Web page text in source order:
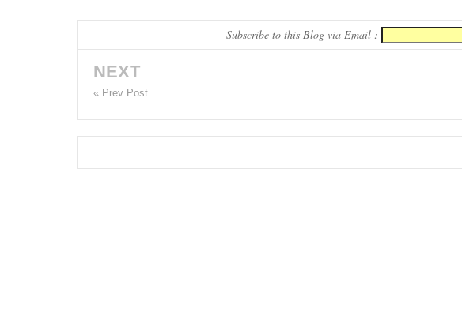
Subscribe to this Blog via Email :
NEXT
« Prev Post